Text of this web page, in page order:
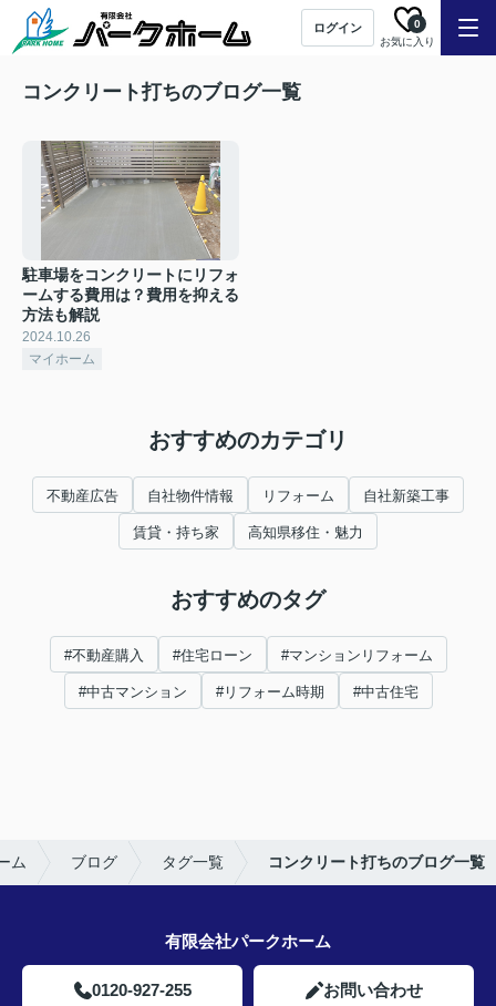
ログイン
お気に入り
0
コンクリート打ちのブログ一覧
駐車場をコンクリートにリフォ
ームする費用は？費用を抑える
方法も解説
2024.10.26
マイホーム
おすすめのカテゴリ
不動産広告 自社物件情報 リフォーム 自社新築工事
賃貸・持ち家 高知県移住・魅力
おすすめのタグ
#不動産購入 #住宅ローン #マンションリフォーム
#中古マンション #リフォーム時期 #中古住宅
ム ブログ タグ一覧 コンクリート打ちのブログ一覧
有限会社パークホーム
0120-927-255 お問い合わせ